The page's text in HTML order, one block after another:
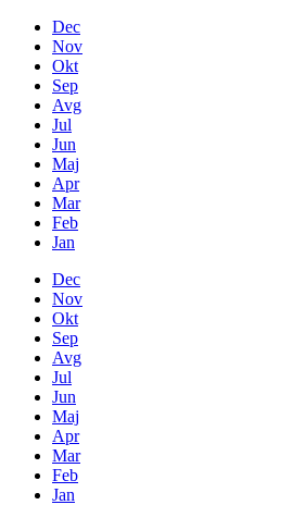
Dec
Nov
Okt
Sep
Avg
Jul
Jun
Maj
Apr
Mar
Feb
Jan
Dec
Nov
Okt
Sep
Avg
Jul
Jun
Maj
Apr
Mar
Feb
Jan